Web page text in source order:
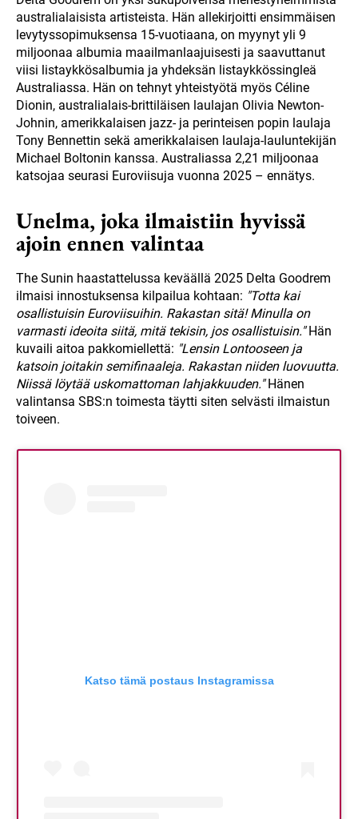
australialaisista artisteista. Hän allekirjoitti ensimmäisen
levytyssopimuksensa 15-vuotiaana, on myynyt yli 9
miljoonaa albumia maailmanlaajuisesti ja saavuttanut
viisi listaykkösalbumia ja yhdeksän listaykkössingleä
Australiassa. Hän on tehnyt yhteistyötä myös Céline
Dionin, australialais-brittiläisen laulajan Olivia Newton-
Johnin, amerikkalaisen jazz- ja perinteisen popin laulaja
Tony Bennettin sekä amerikkalaisen laulaja-lauluntekijän
Michael Boltonin kanssa. Australiassa 2,21 miljoonaa
katsojaa seurasi Euroviisuja vuonna 2025 – ennätys.
Unelma, joka ilmaistiin hyvissä
ajoin ennen valintaa
The Sunin haastattelussa keväällä 2025 Delta Goodrem
ilmaisi innostuksensa kilpailua kohtaan: "Totta kai
osallistuisin Euroviisuihin. Rakastan sitä! Minulla on
varmasti ideoita siitä, mitä tekisin, jos osallistuisin."Hän
kuvaili aitoa pakkomiellettä: "Lensin Lontooseen ja
katsoin joitakin semifinaaleja. Rakastan niiden luovuutta.
Niissä löytää uskomattoman lahjakkuuden."Hänen
valintansa SBS:n toimesta täytti siten selvästi ilmaistun
toiveen.
Katso tämä postaus Instagramissa